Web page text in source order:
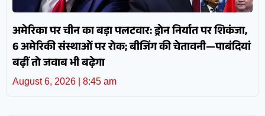
अमेरिका पर चीन का बड़ा पलटवार: ड्रोन निर्यात पर शिकंजा,
6 अमेरिकी संस्थाओं पर रोक; बीजिंग की चेतावनी—पाबंदियां
बढ़ीं तो जवाब भी बढ़ेगा
August 6, 2026 8:45 am